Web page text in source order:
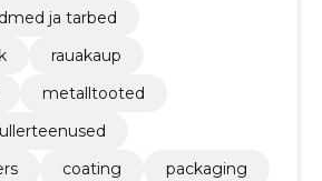
ja tarbed
rauakaup
metalltooted
coating
packaging